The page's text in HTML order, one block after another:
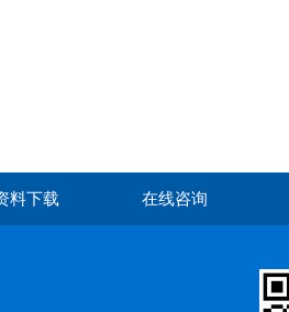
料下载 在线咨询